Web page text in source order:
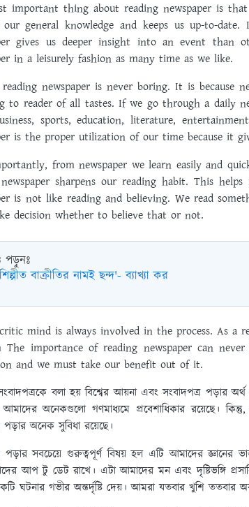
important thing about reading newspaper is
general knowledge and keeps us up-to-
gives us deeper insight into an event than
in a leisurely fashion as many time as we like.
newspaper is never boring. It is because
to reader of all tastes. If we go through a daily
sports, education, literature,
is the proper utilization of our time because it
from newspaper we learn easily and
sharpens our reading habit. This
is not like reading and believing. We read
decision whether to believe that or not.
শিল্পীত বাক্রীতির নামই ছন্দ'- ব্যাখ্যা কর
mind is always involved in the process. As a
The importance of reading newspaper can
and we must take our benefit out of it.
বলা হয় বিশ্বের আয়না এবং সংবাদপত্র পড়ার অর্থ
অনেকগুলো গণমাধ্যমে প্রবেশাধিকার রয়েছে।
পড়ার অনেক সুবিধা রয়েছে।
পড়ার সবচেয়ে গুরুত্বপূর্ণ বিষয় হল এটি আমাদের জ্ঞানের
আপ টু ডেট রাখে। এটা আমাদের মন এবং দৃষ্টিভঙ্গি
ঘটনার গভীর অন্তর্দৃষ্টি দেয়। আমরা যতবার খুশি ততবার